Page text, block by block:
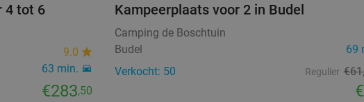
4 tot 6
9.0
63 min.
€283,50
Kampeerplaats voor 2 in Budel
Camping de Boschtuin
Budel
69
Verkocht: 50
Regulier